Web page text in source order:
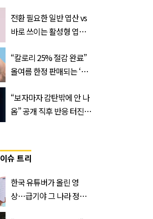
전환 필요한 일반 엽산 vs
바로 쓰이는 활성형 엽
‘Quatrefolic®’ 주목
“칼로리 25% 절감 완료”
올여름 한정 판매되는 ‘최
“보자마자 감탄밖에 안 나
옴” 공개 직후 반응 터진
이슈 트리
한국 유튜버가 올린 영
상…급기야 그 나라 정부